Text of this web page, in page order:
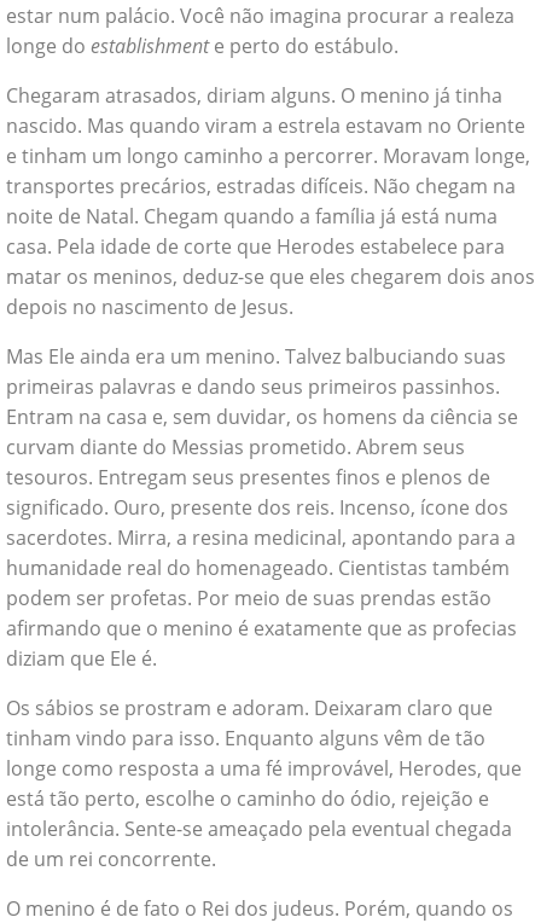
estar num palácio. Você não imagina procurar a realeza
longe do establishmente perto do estábulo.
Chegaram atrasados, diriam alguns. O menino já tinha
nascido. Mas quando viram a estrela estavam no Oriente
e tinham um longo caminho a percorrer. Moravam longe,
transportes precários, estradas difíceis. Não chegam na
noite de Natal. Chegam quando a família já está numa
casa. Pela idade de corte que Herodes estabelece para
matar os meninos, deduz-se que eles chegarem dois anos
depois no nascimento de Jesus.
Mas Ele ainda era um menino. Talvez balbuciando suas
primeiras palavras e dando seus primeiros passinhos.
Entram na casa e, sem duvidar, os homens da ciência se
curvam diante do Messias prometido. Abrem seus
tesouros. Entregam seus presentes finos e plenos de
significado. Ouro, presente dos reis. Incenso, ícone dos
sacerdotes. Mirra, a resina medicinal, apontando para a
humanidade real do homenageado. Cientistas também
podem ser profetas. Por meio de suas prendas estão
afirmando que o menino é exatamente que as profecias
diziam que Ele é.
Os sábios se prostram e adoram. Deixaram claro que
tinham vindo para isso. Enquanto alguns vêm de tão
longe como resposta a uma fé improvável, Herodes, que
está tão perto, escolhe o caminho do ódio, rejeição e
intolerância. Sente-se ameaçado pela eventual chegada
de um rei concorrente.
O menino é de fato o Rei dos judeus. Porém, quando os